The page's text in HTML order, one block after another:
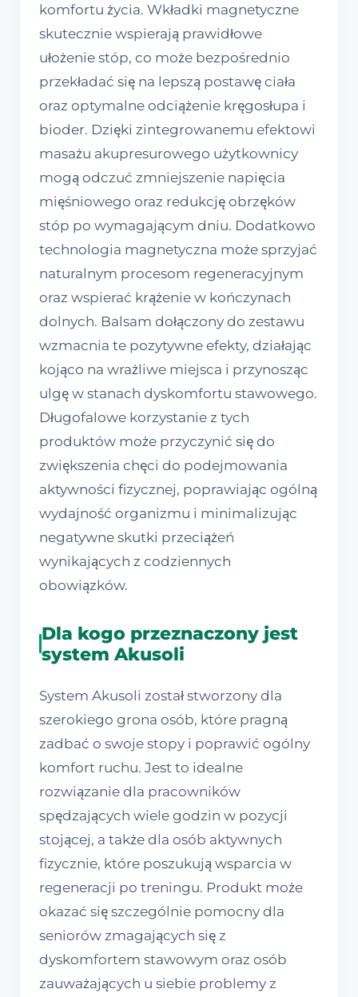
komfortu życia. Wkładki magnetyczne
skutecznie wspierają prawidłowe
ułożenie stóp, co może bezpośrednio
przekładać się na lepszą postawę ciała
oraz optymalne odciążenie kręgosłupa i
bioder. Dzięki zintegrowanemu efektowi
masażu akupresurowego użytkownicy
mogą odczuć zmniejszenie napięcia
mięśniowego oraz redukcję obrzęków
stóp po wymagającym dniu. Dodatkowo
technologia magnetyczna może sprzyjać
naturalnym procesom regeneracyjnym
oraz wspierać krążenie w kończynach
dolnych. Balsam dołączony do zestawu
wzmacnia te pozytywne efekty, działając
kojąco na wrażliwe miejsca i przynosząc
ulgę w stanach dyskomfortu stawowego.
Długofalowe korzystanie z tych
produktów może przyczynić się do
zwiększenia chęci do podejmowania
aktywności fizycznej, poprawiając ogólną
wydajność organizmu i minimalizując
negatywne skutki przeciążeń
wynikających z codziennych
obowiązków.
Dla kogo przeznaczony jest
system Akusoli
System Akusoli został stworzony dla
szerokiego grona osób, które pragną
zadbać o swoje stopy i poprawić ogólny
komfort ruchu. Jest to idealne
rozwiązanie dla pracowników
spędzających wiele godzin w pozycji
stojącej, a także dla osób aktywnych
fizycznie, które poszukują wsparcia w
regeneracji po treningu. Produkt może
okazać się szczególnie pomocny dla
seniorów zmagających się z
dyskomfortem stawowym oraz osób
zauważających u siebie problemy z